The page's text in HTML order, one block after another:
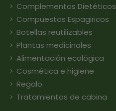
Complementos Dietéticos
Compuestos Espagiricos
Botellas reutilizables
Plantas medicinales
Alimentación ecológica
Cosmética e higiene
Regalo
Tratamientos de cabina